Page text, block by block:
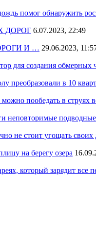
помог обнаружить
ДОРОГ 6.07.2023, 22:49
И … 29.06.2023,
для создания обмерных
преобразовали в 10
пообедать в струях
неповторимые
не стоит угощать
на берегу озера
который зарядит все